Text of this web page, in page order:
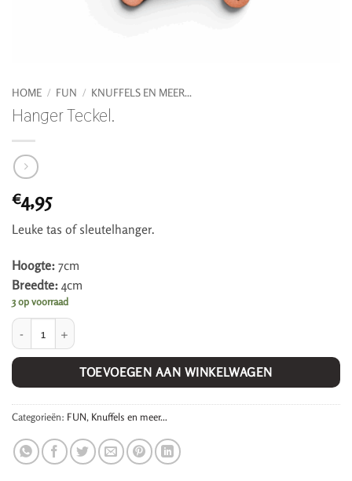
HOME / FUN / KNUFFELS EN MEER...
Hanger Teckel.
€4,95
Leuke tas of sleutelhanger.
Hoogte: 7cm
Breedte: 4cm
3 op voorraad
Hanger Teckel. aantal
TOEVOEGEN AAN WINKELWAGEN
Categorieën: FUN, Knuffels en meer...